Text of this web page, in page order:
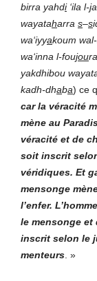
birra yahdi‘ila l-j
wayataharra s–s
wa‘iyyakoum
wa‘inna l-foujou
yakdhibou
kadh-dhaba) ce
car la véracité
mène au
véracité et de
soit inscrit
véridiques. Et
mensonge
l’enfer.
le mensonge et
inscrit selon le
menteurs »